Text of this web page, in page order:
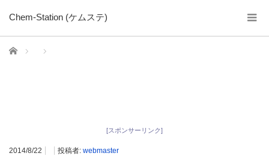
Chem-Station (ケムステ)
ホーム
[スポンサーリンク]
2014/8/22 投稿者: webmaster